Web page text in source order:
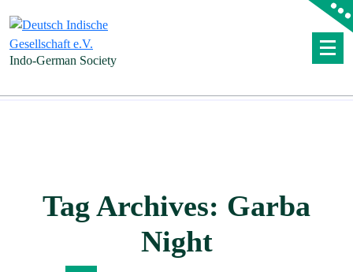
content
Indo-German Society
Tag Archives: Garba
Night